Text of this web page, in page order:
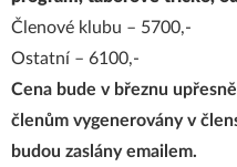
Členové klubu – 5700,-
Ostatní – 6100,-
Cena bude v březnu
členům vygenerovány v
budou zaslány emailem.